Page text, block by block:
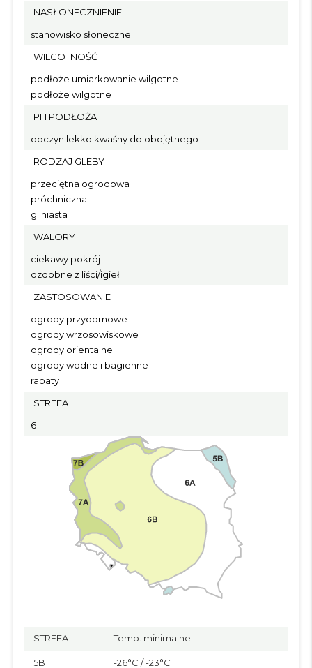
NASŁONECZNIENIE
stanowisko słoneczne
WILGOTNOŚĆ
podłoże umiarkowanie wilgotne
podłoże wilgotne
PH PODŁOŻA
odczyn lekko kwaśny do obojętnego
RODZAJ GLEBY
przeciętna ogrodowa
próchniczna
gliniasta
WALORY
ciekawy pokrój
ozdobne z liści/igieł
ZASTOSOWANIE
ogrody przydomowe
ogrody wrzosowiskowe
ogrody orientalne
ogrody wodne i bagienne
rabaty
STREFA
6
STREFA Temp. minimalne
5B -26°C / -23°C